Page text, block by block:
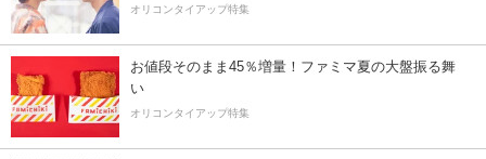
オリコンタイアップ特集
お値段そのまま45％増量！ファミマ夏の大盤振る舞
い
オリコンタイアップ特集